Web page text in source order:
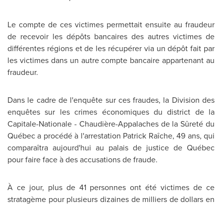
Le compte de ces victimes permettait ensuite au fraudeur
de recevoir les dépôts bancaires des autres victimes de
différentes régions et de les récupérer via un dépôt fait par
les victimes dans un autre compte bancaire appartenant au
fraudeur.
Dans le cadre de l'enquête sur ces fraudes, la Division des
enquêtes sur les crimes économiques du district de la
Capitale-Nationale - Chaudière-Appalaches de la Sûreté du
Québec a procédé à l'arrestation Patrick Raîche, 49 ans, qui
comparaîtra aujourd'hui au palais de justice de Québec
pour faire face à des accusations de fraude.
À ce jour, plus de 41 personnes ont été victimes de ce
stratagème pour plusieurs dizaines de milliers de dollars en